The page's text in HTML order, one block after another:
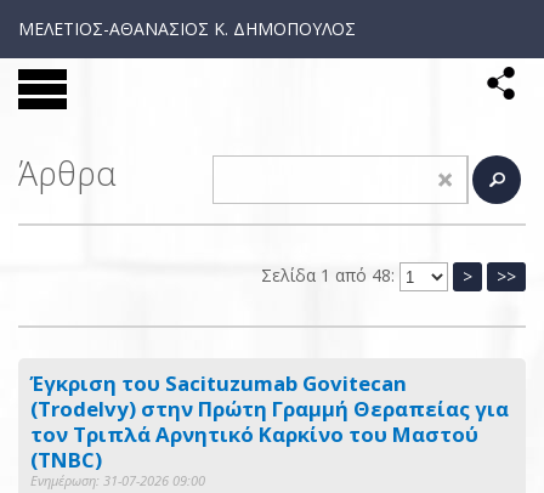
ΜΕΛΕΤΙΟΣ-ΑΘΑΝΑΣΙΟΣ Κ. ΔΗΜΟΠΟΥΛΟΣ
Άρθρα
Σελίδα 1 από 48: > >>
Έγκριση του Sacituzumab Govitecan
(Trodelvy) στην Πρώτη Γραμμή Θεραπείας για
τον Τριπλά Αρνητικό Καρκίνο του Μαστού
(TNBC)
Ενημέρωση: 31-07-2026 09:00